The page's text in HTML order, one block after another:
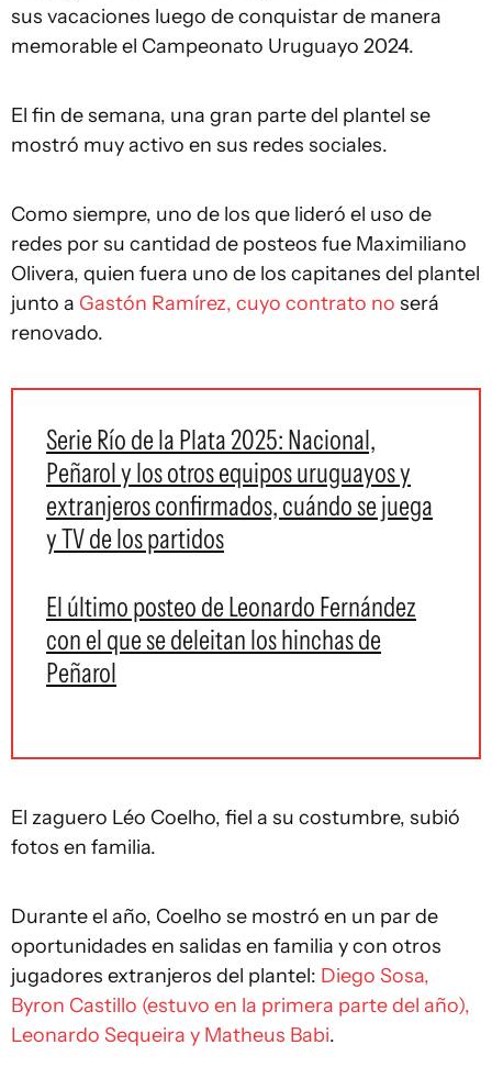
sus vacaciones luego de conquistar de manera
memorable el Campeonato Uruguayo 2024.
El fin de semana, una gran parte del plantel se
mostró muy activo en sus redes sociales.
Como siempre, uno de los que lideró el uso de
redes por su cantidad de posteos fue Maximiliano
Olivera, quien fuera uno de los capitanes del plantel
junto a Gastón Ramírez, cuyo contrato no será
renovado.
Serie Río de la Plata 2025: Nacional,
Peñarol y los otros equipos uruguayos y
extranjeros confirmados, cuándo se juega
y TV de los partidos
El último posteo de Leonardo Fernández
con el que se deleitan los hinchas de
Peñarol
El zaguero Léo Coelho, fiel a su costumbre, subió
fotos en familia.
Durante el año, Coelho se mostró en un par de
oportunidades en salidas en familia y con otros
jugadores extranjeros del plantel: Diego Sosa,
Byron Castillo (estuvo en la primera parte del año),
Leonardo Sequeira y Matheus Babi.